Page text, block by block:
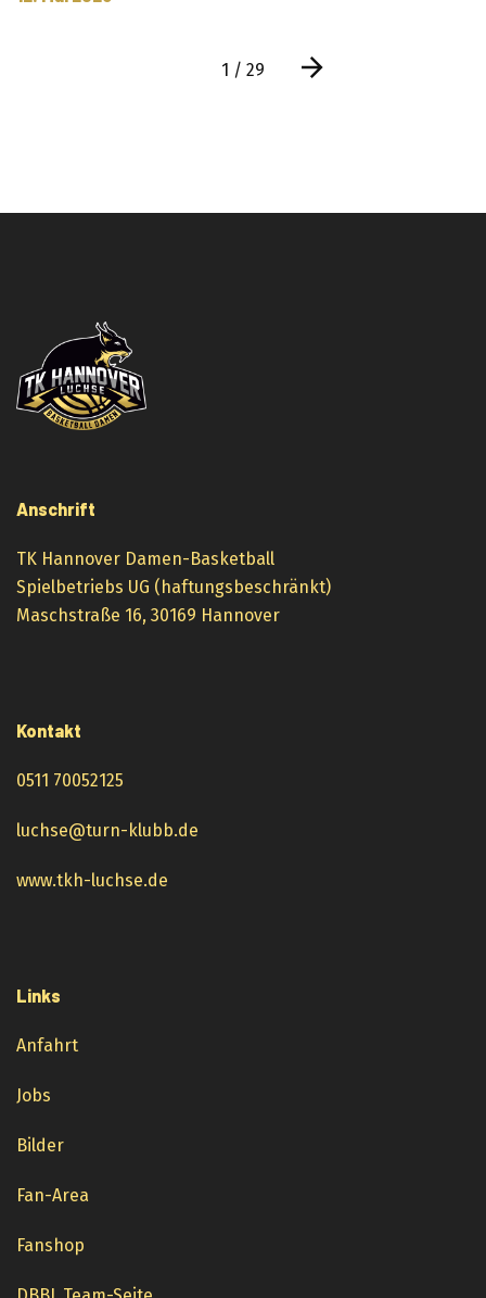
1 / 29
Anschrift
TK Hannover Damen-Basketball
Spielbetriebs UG (haftungsbeschränkt)
Maschstraße 16, 30169 Hannover
Kontakt
0511 70052125
luchse@turn-klubb.de
www.tkh-luchse.de
Links
Anfahrt
Jobs
Bilder
Fan-Area
Fanshop